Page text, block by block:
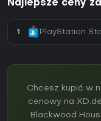
Najlepsze ceny
1 PlayStation
Chcesz kupić w
cenowy na
Blackwood